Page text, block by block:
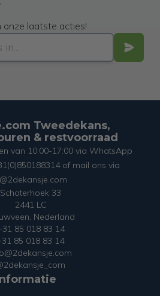
onze laatste acties!
Tweedekans,
& restvoorraad
van 10:00-17:00 via WhatsApp
of mail ons via
Schoterhoek 33
2441 LC
Nederland
85 018 83 14
85 018 83 14